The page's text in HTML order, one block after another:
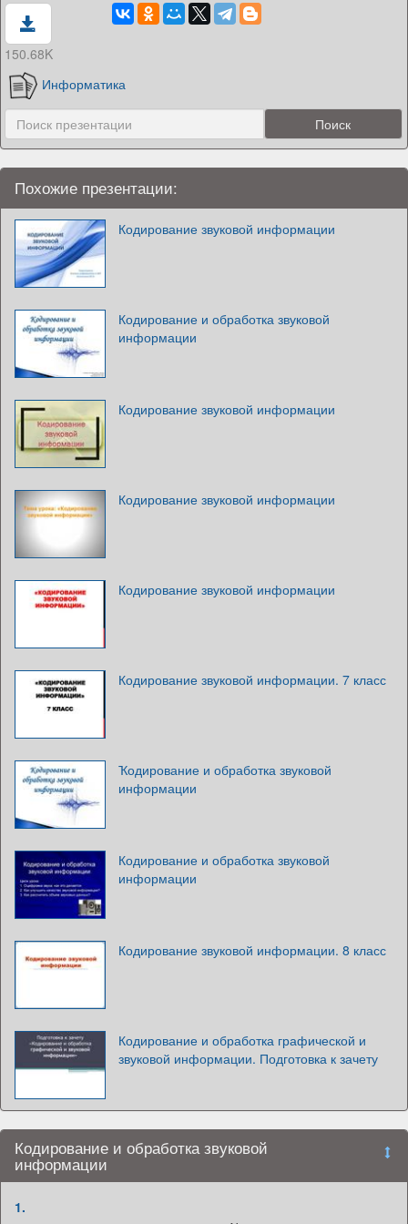
150.68K
Информатика
Похожие презентации:
Кодирование звуковой информации
Кодирование и обработка звуковой
информации
Кодирование звуковой информации
Кодирование звуковой информации
Кодирование звуковой информации
Кодирование звуковой информации. 7 класс
Ҡодирование и обработка звуковой
информации
Кодирование и обработка звуковой
информации
Кодирование звуковой информации. 8 класс
Кодирование и обработка графической и
звуковой информации. Подготовка к зачету
Кодирование и обработка звуковой
информации
1.